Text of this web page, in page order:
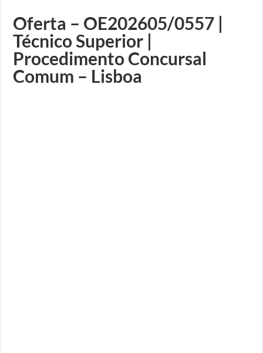
Oferta – OE202605/0557 |
Técnico Superior |
Procedimento Concursal
Comum – Lisboa